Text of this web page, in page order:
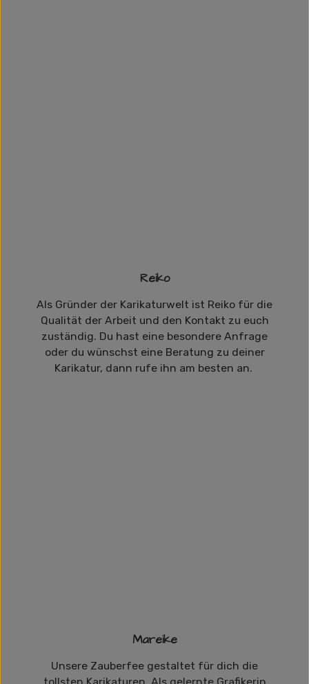
Reiko
Als Gründer der Karikaturwelt ist Reiko für die
Qualität der Arbeit und den Kontakt zu euch
zuständig. Du hast eine besondere Anfrage
oder du wünschst eine Beratung zu deiner
Karikatur, dann rufe ihn am besten an.
Mareike
Unsere Zauberfee gestaltet für dich die